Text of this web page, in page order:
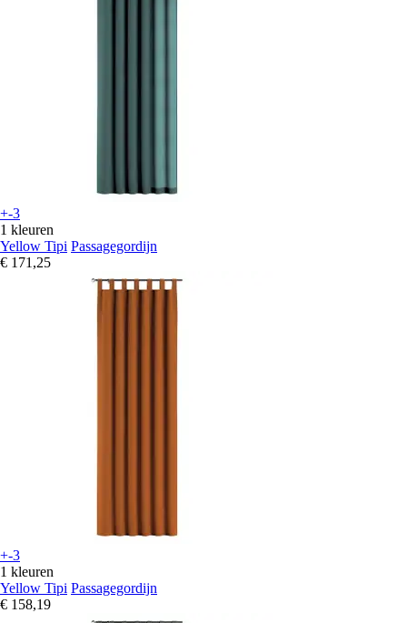
+-3
1 kleuren
Yellow Tipi Passagegordijn
€ 171,25
+-3
1 kleuren
Yellow Tipi Passagegordijn
€ 158,19